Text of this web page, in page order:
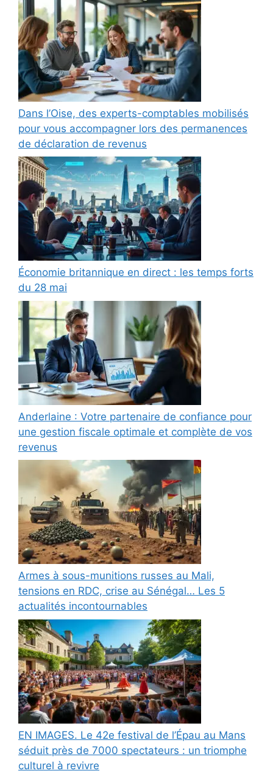
Dans l’Oise, des experts-comptables mobilisés
pour vous accompagner lors des permanences
de déclaration de revenus
Économie britannique en direct : les temps forts
du 28 mai
Anderlaine : Votre partenaire de confiance pour
une gestion fiscale optimale et complète de vos
revenus
Armes à sous-munitions russes au Mali,
tensions en RDC, crise au Sénégal… Les 5
actualités incontournables
EN IMAGES. Le 42e festival de l’Épau au Mans
séduit près de 7000 spectateurs : un triomphe
culturel à revivre